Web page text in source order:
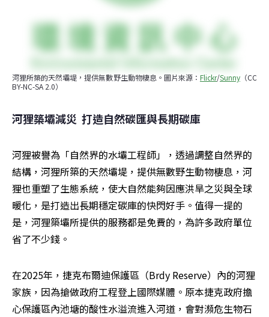
河狸所築的天然壩堤，提供無數野生動物棲息。圖片來源： Flickr/Sunny（CC
BY-NC-SA 2.0）
河狸築壩減災  打造自然碳匯與長期碳庫
河狸被譽為「自然界的水壩工程師」，透過調整自然界的
結構，河狸所築的天然壩堤，提供無數野生動物棲息，河
狸也重塑了生態系統，使大自然能夠因應洪旱之災與全球
暖化，是打造出長期穩定碳庫的快閃好手。值得一提的
是，河狸築壩所提供的服務都是免費的，為許多政府單位
省了不少錢。
在2025年，捷克布爾迪保護區（Brdy Reserve）內的河狸
家族，因為搶做政府工程登上國際媒體。原本捷克政府擔
心保護區內池塘的酸性水溢流進入河道，會對瀕危生物石